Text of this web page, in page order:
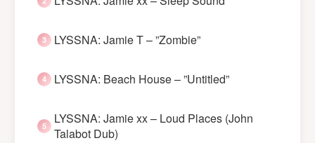
LYSSNA: Jamie T – ”Zombie”
LYSSNA: Beach House – ”Untitled”
LYSSNA: Jamie xx – Loud Places (John
Talabot Dub)